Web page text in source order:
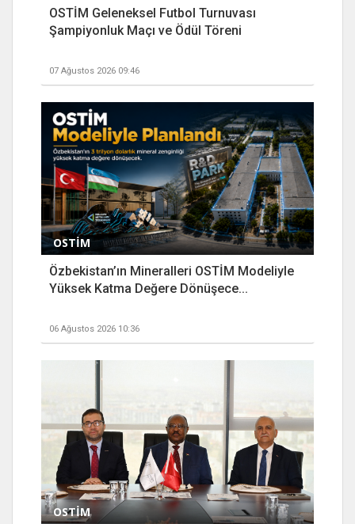
OSTİM Geleneksel Futbol Turnuvası
Şampiyonluk Maçı ve Ödül Töreni
07 Ağustos 2026 09:46
OSTİM
Özbekistan’ın Mineralleri OSTİM Modeliyle
Yüksek Katma Değere Dönüşece...
06 Ağustos 2026 10:36
OSTİM